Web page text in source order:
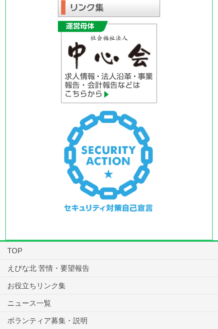
TOP
えびな北 苦情・要望報告
お役立ちリンク集
ニュース一覧
ボランティア募集・説明